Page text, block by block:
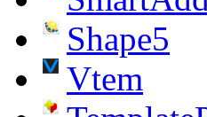
Shape5
Vtem